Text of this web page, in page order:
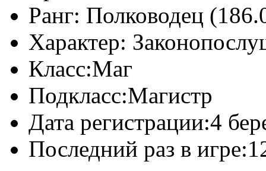
Ранг: Полководец
Характер:
Класс:Маг
Подкласс:Магистр
Дата регистрации:4
Последний раз в игре: